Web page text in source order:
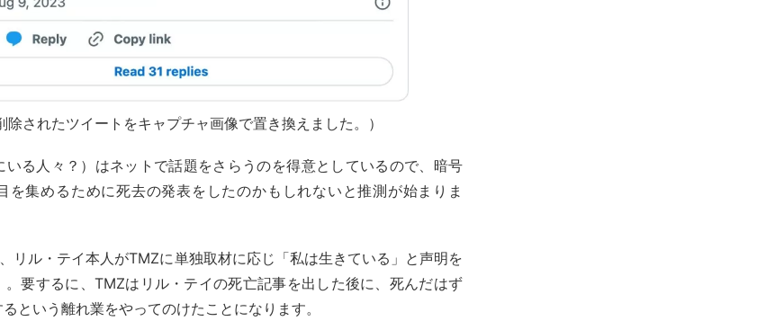
除されたツイートをキャプチャ画像で置き換えました。）
いる人々？）はネットで話題をさらうのを得意としているので、暗号
を集めるために死去の発表をしたのかもしれないと推測が始まりま
リル・テイ本人がTMZに単独取材に応じ「私は生きている」と声明を
。要するに、TMZはリル・テイの死亡記事を出した後に、死んだはず
という離れ業をやってのけたことになります。